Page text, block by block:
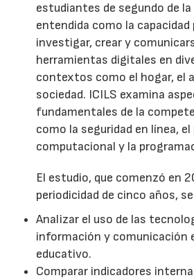
estudiantes de segundo de la
entendida como la capacidad
investigar, crear y
herramientas digitales en
contextos como el hogar, el
sociedad. ICILS examina
fundamentales de la
como la seguridad en línea,
computacional y la
El estudio, que comenzó en
periodicidad de cinco años,
Analizar el uso de las
información y comunicación
educativo.
Comparar indicadores